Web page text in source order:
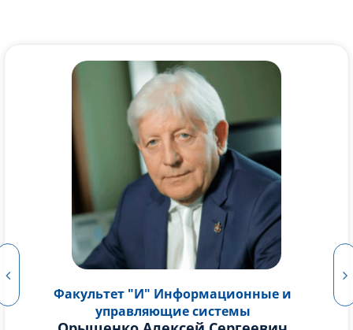
Факультет "И" Информационные и
управляющие системы